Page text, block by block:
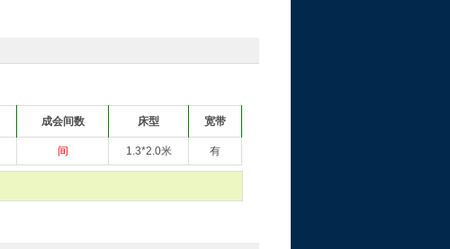
成会间数 床型 宽带
间 1.3*2.0米 有